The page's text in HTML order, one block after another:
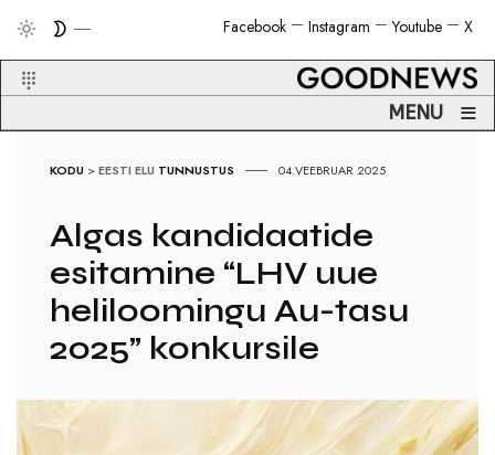
X
Youtube
Instagram
Facebook
MENU ≡
KODU >EESTI ELU TUNNUSTUS 04.VEEBRUAR 2025
Algas kandidaatide
esitamine “LHV uue
heliloomingu Au-tasu
2025” konkursile